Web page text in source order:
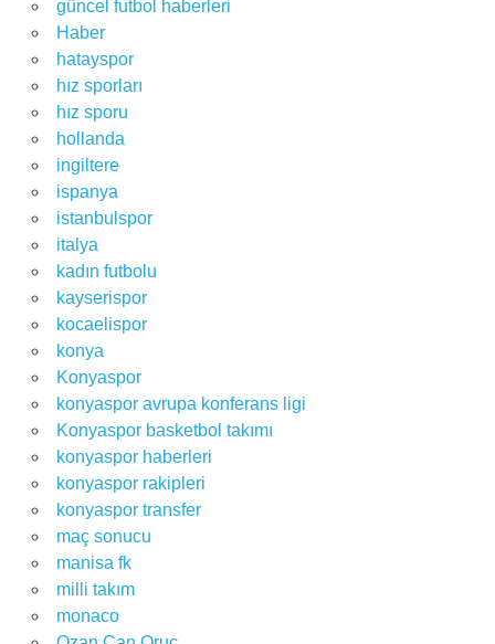
güncel futbol haberleri
Haber
hatayspor
hız sporları
hız sporu
hollanda
ingiltere
ispanya
istanbulspor
italya
kadın futbolu
kayserispor
kocaelispor
konya
Konyaspor
konyaspor avrupa konferans ligi
Konyaspor basketbol takımı
konyaspor haberleri
konyaspor rakipleri
konyaspor transfer
maç sonucu
manisa fk
milli takım
monaco